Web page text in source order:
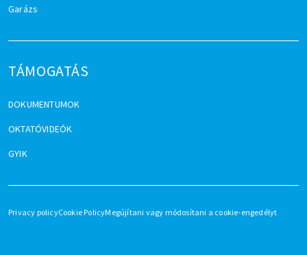
Garázs
TÁMOGATÁS
DOKUMENTUMOK
OKTATÓVIDEÓK
GYIK
Privacy policyCookie PolicyMegújítani vagy módosítani a cookie-engedélyt